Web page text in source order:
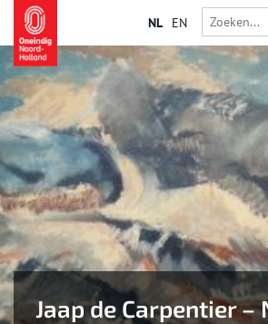
NL EN
Jaap de Carpentier –